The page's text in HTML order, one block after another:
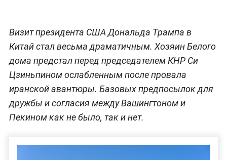
Визит президента США Дональда Трампа в
Китай стал весьма драматичным. Хозяин Белого
дома предстал перед председателем КНР Си
Цзиньпином ослабленным после провала
иранской авантюры. Базовых предпосылок для
дружбы и согласия между Вашингтоном и
Пекином как не было, так и нет.